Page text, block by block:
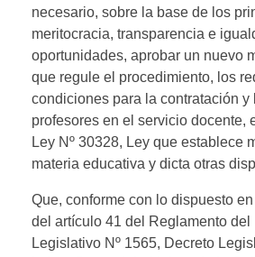
necesario, sobre la base de los
meritocracia, transparencia e
oportunidades, aprobar un nuevo
que regule el procedimiento, los
condiciones para la contratación y
profesores en el servicio docente,
Ley Nº 30328, Ley que establece
materia educativa y dicta otras
Que, conforme con lo dispuesto
del artículo 41 del Reglamento del
Legislativo Nº 1565, Decreto